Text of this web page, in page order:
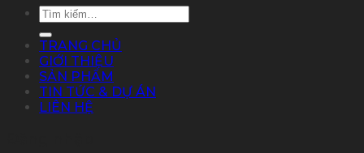
Tìm
kiếm:
TRANG CHỦ
GIỚI THIỆU
SẢN PHẨM
TIN TỨC & DỰ ÁN
LIÊN HỆ